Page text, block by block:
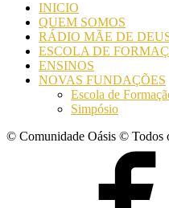
INICIO
QUEM SOMOS
RÁDIO MÃE DE
ESCOLA DE
ENSINOS
NOVAS FUNDAÇÕES
Escola de
Simpósio
© Comunidade Oásis © Todos